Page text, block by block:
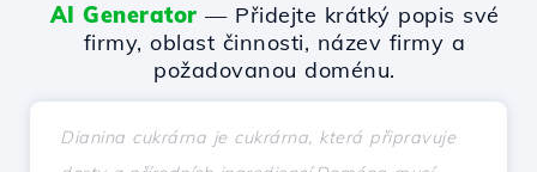
AI Generator — Přidejte krátký popis své
firmy, oblast činnosti, název firmy a
požadovanou doménu.